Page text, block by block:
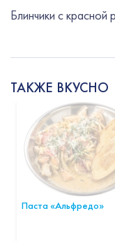
Блинчики с
ТАКЖЕ ВКУСНО
Паста «Альфредо»